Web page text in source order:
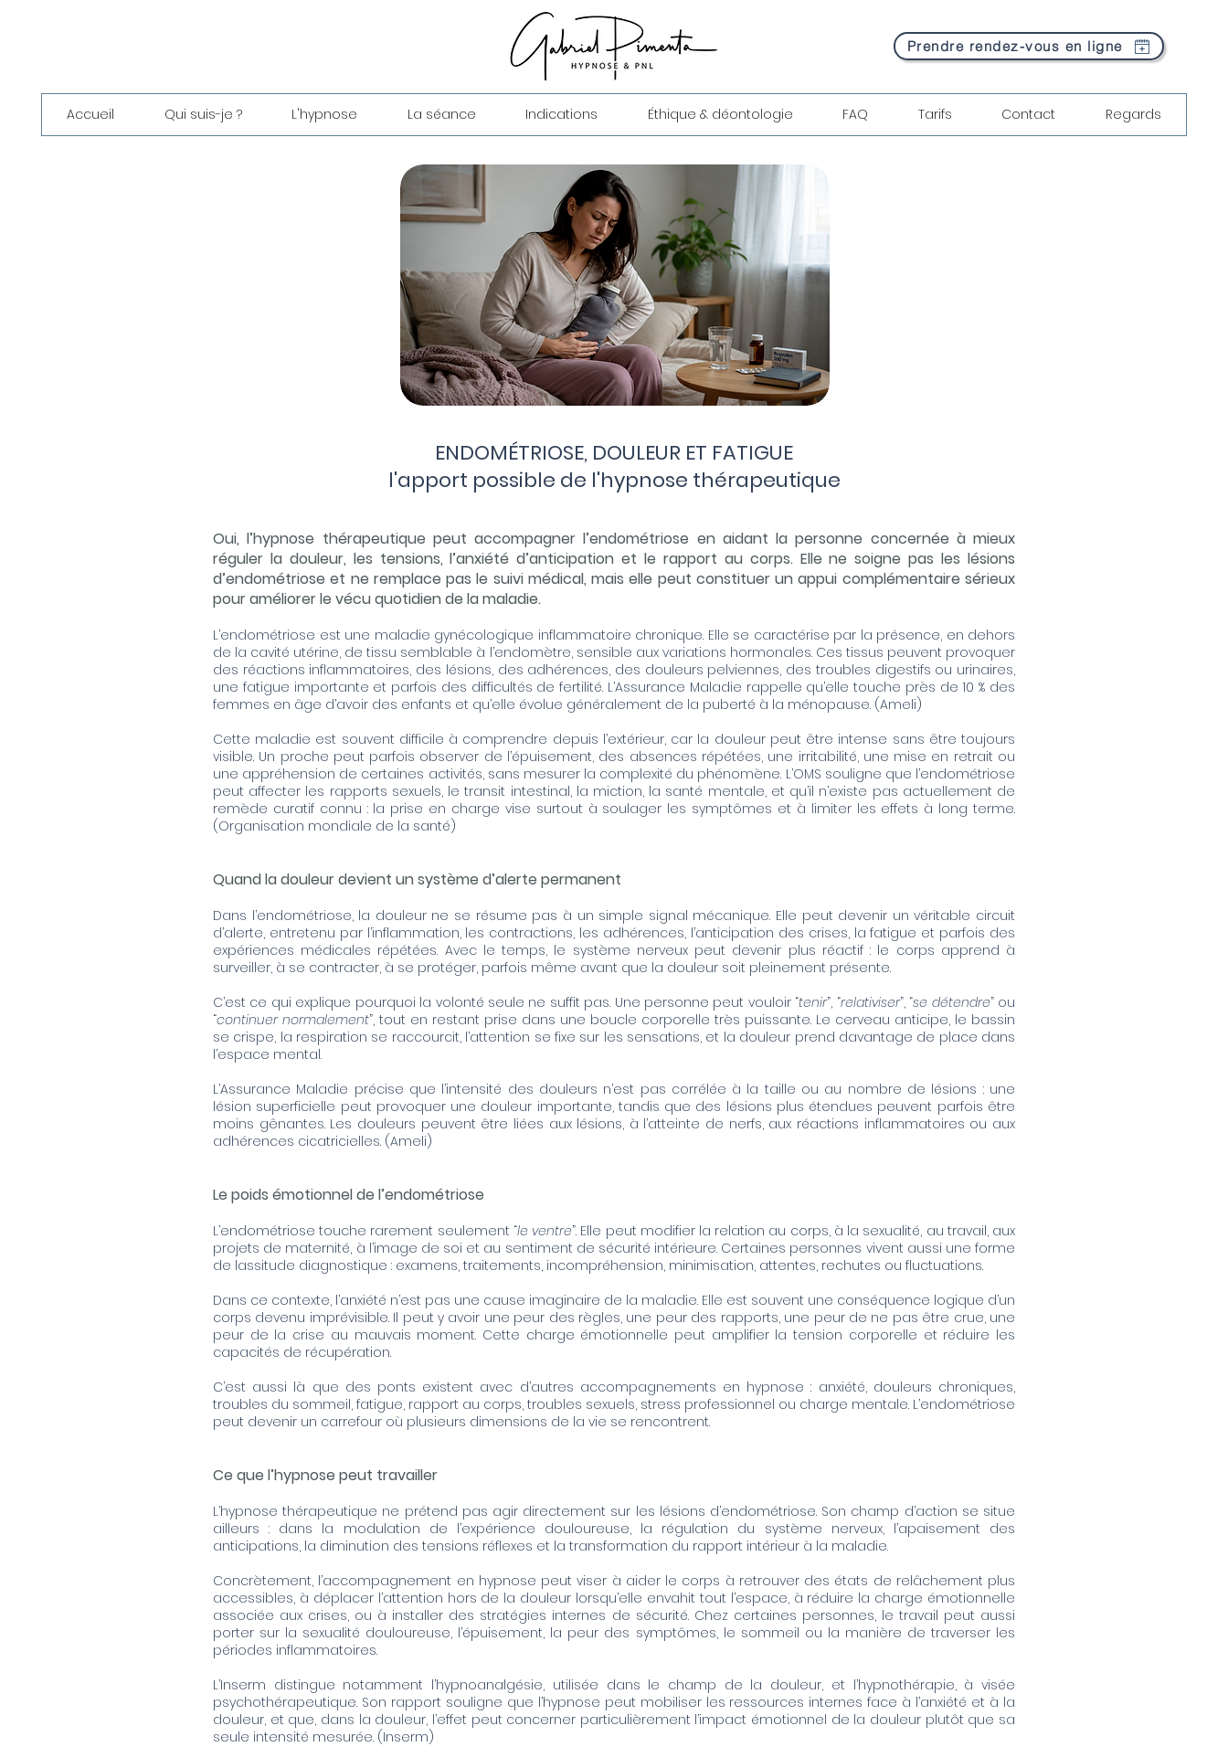
Prendre rendez-vous en ligne
Accueil Qui suis-je ? L'hypnose La séance Indications Éthique & déontologie FAQ Tarifs Contact Regards
ENDOMÉTRIOSE, DOULEUR ET FATIGUE
l'apport possible de l'hypnose thérapeutique
Oui, l’hypnose thérapeutique peut accompagner l’endométriose en aidant la personne concernée à mieux
réguler la douleur, les tensions, l’anxiété d’anticipation et le rapport au corps. Elle ne soigne pas les lésions
d’endométriose et ne remplace pas le suivi médical, mais elle peut constituer un appui complémentaire sérieux
pour améliorer le vécu quotidien de la maladie.
L’endométriose est une maladie gynécologique inflammatoire chronique. Elle se caractérise par la présence, en dehors
de la cavité utérine, de tissu semblable à l’endomètre, sensible aux variations hormonales. Ces tissus peuvent provoquer
des réactions inflammatoires, des lésions, des adhérences, des douleurs pelviennes, des troubles digestifs ou urinaires,
une fatigue importante et parfois des difficultés de fertilité. L’Assurance Maladie rappelle qu’elle touche près de 10 % des
femmes en âge d’avoir des enfants et qu’elle évolue généralement de la puberté à la ménopause. (Ameli)
Cette maladie est souvent difficile à comprendre depuis l’extérieur, car la douleur peut être intense sans être toujours
visible. Un proche peut parfois observer de l’épuisement, des absences répétées, une irritabilité, une mise en retrait ou
une appréhension de certaines activités, sans mesurer la complexité du phénomène. L’OMS souligne que l’endométriose
peut affecter les rapports sexuels, le transit intestinal, la miction, la santé mentale, et qu’il n’existe pas actuellement de
remède curatif connu : la prise en charge vise surtout à soulager les symptômes et à limiter les effets à long terme.
(Organisation mondiale de la santé)
Quand la douleur devient un système d’alerte permanent
Dans l’endométriose, la douleur ne se résume pas à un simple signal mécanique. Elle peut devenir un véritable circuit
d’alerte, entretenu par l’inflammation, les contractions, les adhérences, l’anticipation des crises, la fatigue et parfois des
expériences médicales répétées. Avec le temps, le système nerveux peut devenir plus réactif : le corps apprend à
surveiller, à se contracter, à se protéger, parfois même avant que la douleur soit pleinement présente.
C’est ce qui explique pourquoi la volonté seule ne suffit pas. Une personne peut vouloir “tenir”, “relativiser”, “se détendre” ou
“continuer normalement”, tout en restant prise dans une boucle corporelle très puissante. Le cerveau anticipe, le bassin
se crispe, la respiration se raccourcit, l’attention se fixe sur les sensations, et la douleur prend davantage de place dans
l’espace mental.
L’Assurance Maladie précise que l’intensité des douleurs n’est pas corrélée à la taille ou au nombre de lésions : une
lésion superficielle peut provoquer une douleur importante, tandis que des lésions plus étendues peuvent parfois être
moins gênantes. Les douleurs peuvent être liées aux lésions, à l’atteinte de nerfs, aux réactions inflammatoires ou aux
adhérences cicatricielles. (Ameli)
Le poids émotionnel de l’endométriose
L’endométriose touche rarement seulement “le ventre”. Elle peut modifier la relation au corps, à la sexualité, au travail, aux
projets de maternité, à l’image de soi et au sentiment de sécurité intérieure. Certaines personnes vivent aussi une forme
de lassitude diagnostique : examens, traitements, incompréhension, minimisation, attentes, rechutes ou fluctuations.
Dans ce contexte, l’anxiété n’est pas une cause imaginaire de la maladie. Elle est souvent une conséquence logique d’un
corps devenu imprévisible. Il peut y avoir une peur des règles, une peur des rapports, une peur de ne pas être crue, une
peur de la crise au mauvais moment. Cette charge émotionnelle peut amplifier la tension corporelle et réduire les
capacités de récupération.
C’est aussi là que des ponts existent avec d’autres accompagnements en hypnose : anxiété, douleurs chroniques,
troubles du sommeil, fatigue, rapport au corps, troubles sexuels, stress professionnel ou charge mentale. L’endométriose
peut devenir un carrefour où plusieurs dimensions de la vie se rencontrent.
Ce que l’hypnose peut travailler
L’hypnose thérapeutique ne prétend pas agir directement sur les lésions d’endométriose. Son champ d’action se situe
ailleurs : dans la modulation de l’expérience douloureuse, la régulation du système nerveux, l’apaisement des
anticipations, la diminution des tensions réflexes et la transformation du rapport intérieur à la maladie.
Concrètement, l’accompagnement en hypnose peut viser à aider le corps à retrouver des états de relâchement plus
accessibles, à déplacer l’attention hors de la douleur lorsqu’elle envahit tout l’espace, à réduire la charge émotionnelle
associée aux crises, ou à installer des stratégies internes de sécurité. Chez certaines personnes, le travail peut aussi
porter sur la sexualité douloureuse, l’épuisement, la peur des symptômes, le sommeil ou la manière de traverser les
périodes inflammatoires.
L’Inserm distingue notamment l’hypnoanalgésie, utilisée dans le champ de la douleur, et l’hypnothérapie, à visée
psychothérapeutique. Son rapport souligne que l’hypnose peut mobiliser les ressources internes face à l’anxiété et à la
douleur, et que, dans la douleur, l’effet peut concerner particulièrement l’impact émotionnel de la douleur plutôt que sa
seule intensité mesurée. (Inserm)